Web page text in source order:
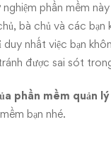
phần mềm
bà chủ và các
nhất việc bạn
được sai sót
phần mềm quản
bạn nhé.